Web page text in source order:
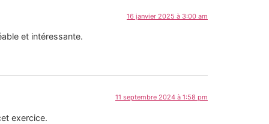
16 janvier 2025 à 3:00 am
et intéressante.
11 septembre 2024 à 1:58 pm
exercice.